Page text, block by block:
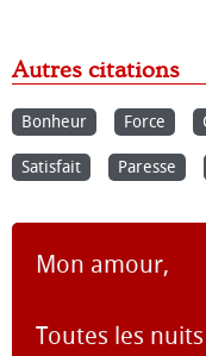
Autres citations
Bonheur Force
Satisfait Paresse
Mon amour,
Toutes les